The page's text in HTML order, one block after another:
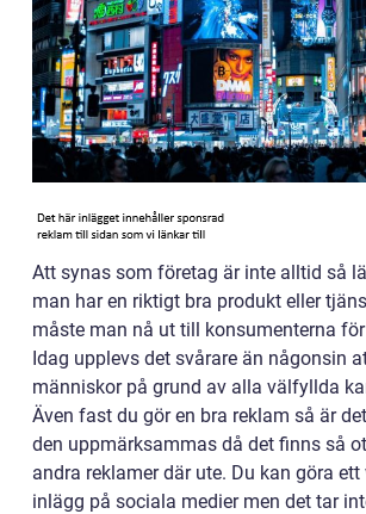
Att synas som företag är inte alltid så
man har en riktigt bra produkt eller
måste man nå ut till konsumenterna
Idag upplevs det svårare än någonsin
människor på grund av alla välfyllda
Även fast du gör en bra reklam så är
den uppmärksammas då det finns så
andra reklamer där ute. Du kan göra
inlägg på sociala medier men det tar